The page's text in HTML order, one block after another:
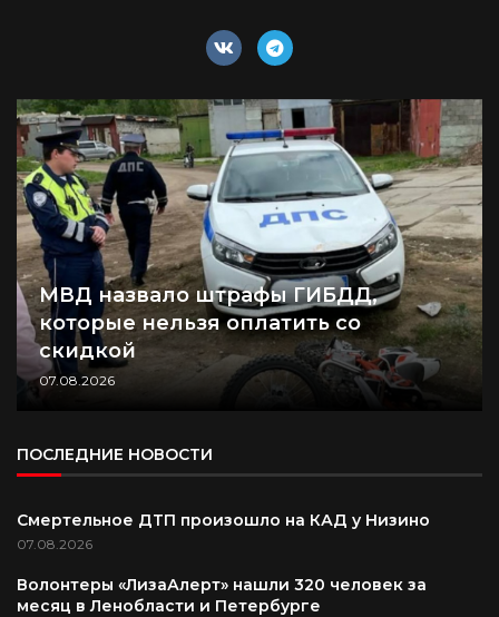
МВД назвало штрафы ГИБДД,
которые нельзя оплатить со
скидкой
07.08.2026
ПОСЛЕДНИЕ НОВОСТИ
Смертельное ДТП произошло на КАД у Низино
07.08.2026
Волонтеры «ЛизаАлерт» нашли 320 человек за
месяц в Ленобласти и Петербурге